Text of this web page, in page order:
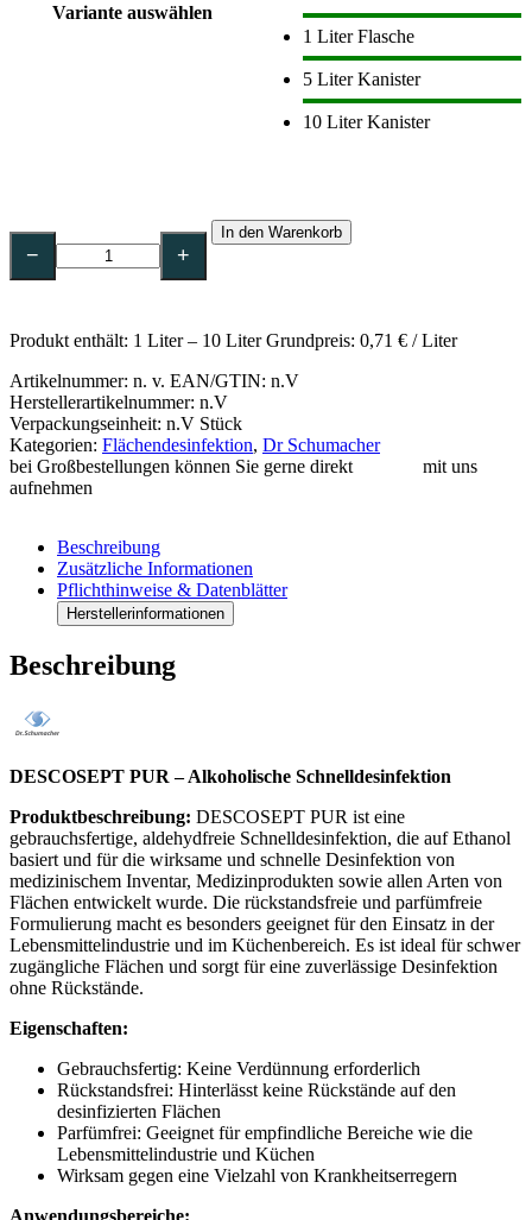
Variante auswählen
1 Liter Flasche
5 Liter Kanister
10 Liter Kanister
Dr.
Schumacher
DESCOSEPT
Schnelldesinfektion
− +
In den Warenkorb
Produkt enthält: 1 Liter– 10 LiterGrundpreis: 0,71 € / Liter
Artikelnummer: n. v. EAN/GTIN: n.V
Herstellerartikelnummer: n.V
Verpackungseinheit: n.V Stück
Kategorien: Flächendesinfektion, Dr Schumacher
bei Großbestellungen können Sie gerne direkt
mit uns
aufnehmen
Beschreibung
Zusätzliche Informationen
Pflichthinweise & Datenblätter
Herstellerinformationen
Beschreibung
DESCOSEPT PUR – Alkoholische Schnelldesinfektion
Produktbeschreibung: DESCOSEPT PUR ist eine
gebrauchsfertige, aldehydfreie Schnelldesinfektion, die auf Ethanol
basiert und für die wirksame und schnelle Desinfektion von
medizinischem Inventar, Medizinprodukten sowie allen Arten von
Flächen entwickelt wurde. Die rückstandsfreie und parfümfreie
Formulierung macht es besonders geeignet für den Einsatz in der
Lebensmittelindustrie und im Küchenbereich. Es ist ideal für schwer
zugängliche Flächen und sorgt für eine zuverlässige Desinfektion
ohne Rückstände.
Eigenschaften:
Gebrauchsfertig: Keine Verdünnung erforderlich
Rückstandsfrei: Hinterlässt keine Rückstände auf den
desinfizierten Flächen
Parfümfrei: Geeignet für empfindliche Bereiche wie die
Lebensmittelindustrie und Küchen
Wirksam gegen eine Vielzahl von Krankheitserregern
Anwendungsbereiche: